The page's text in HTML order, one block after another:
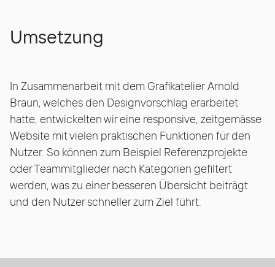
Umsetzung
In Zusammenarbeit mit dem Grafikatelier Arnold
Braun, welches den Designvorschlag erarbeitet
hatte, entwickelten wir eine responsive, zeitgemässe
Website mit vielen praktischen Funktionen für den
Nutzer. So können zum Beispiel Referenzprojekte
oder Teammitglieder nach Kategorien gefiltert
werden, was zu einer besseren Übersicht beiträgt
und den Nutzer schneller zum Ziel führt.